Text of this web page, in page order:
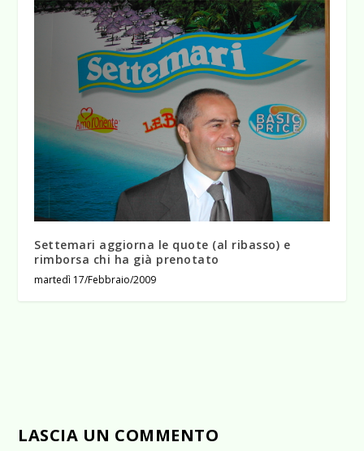
Settemari aggiorna le quote (al ribasso) e
rimborsa chi ha già prenotato
martedì 17/Febbraio/2009
LASCIA UN COMMENTO